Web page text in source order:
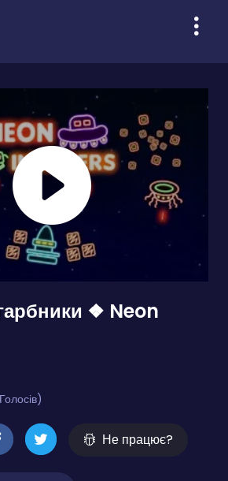
❖ Neon
Не працює?